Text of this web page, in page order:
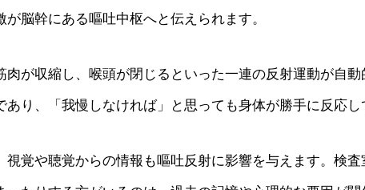
脳幹にある嘔吐中枢へと伝えられます。
が収縮し、喉頭が閉じるといった一連の反射運動が自
り、「我慢しなければ」と思っても身体が勝手に反応し
覚や聴覚からの情報も嘔吐反射に影響を与えます。検